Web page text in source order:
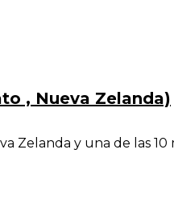
, Nueva Zelanda)
Zelanda y una de las